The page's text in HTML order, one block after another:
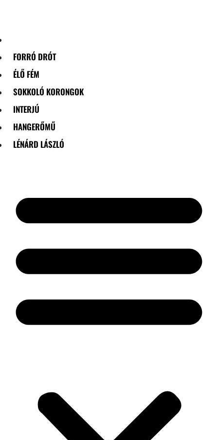
FORRÓ DRÓT
ÉLŐ FÉM
SOKKOLÓ KORONGOK
INTERJÚ
HANGERŐMŰ
LÉNÁRD LÁSZLÓ